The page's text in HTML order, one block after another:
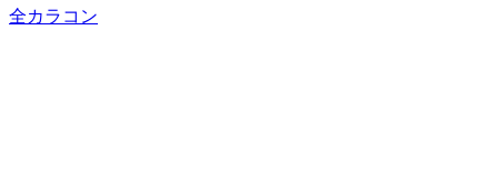
全カラコン